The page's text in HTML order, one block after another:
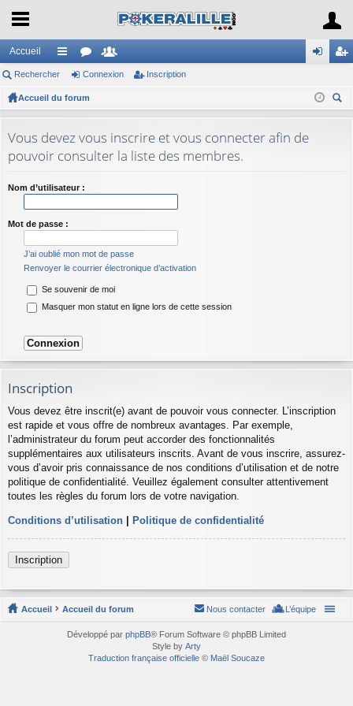
Accueil
ac
co
ci
or
u
s
e
es
ne cri
Rechercher Connexion Inscription
Accueil du forum
Vous devez vous inscrire et vous connecter afin de
pouvoir consulter la liste des membres.
Nom d’utilisateur :
Mot de passe :
J’ai oublié mon mot de passe
Renvoyer le courrier électronique d’activation
Se souvenir de moi
Masquer mon statut en ligne lors de cette session
Inscription
Vous devez être inscrit(e) avant de pouvoir vous connecter. L’inscription
est rapide et vous offre de nombreux avantages. Par exemple,
l’administrateur du forum peut accorder des fonctionnalités
supplémentaires aux utilisateurs inscrits. Avant de vous inscrire, assurez-
vous d’avoir pris connaissance de nos conditions d’utilisation et de notre
politique de confidentialité. Veuillez également consulter attentivement
toutes les règles du forum lors de votre navigation.
Conditions d’utilisation | Politique de confidentialité
Inscription
Accueil Accueil du forum L’équipe
Nous contacter
Développé par phpBB® Forum Software © phpBB Limited
Style by Arty
Traduction française officielle © Maël Soucaze